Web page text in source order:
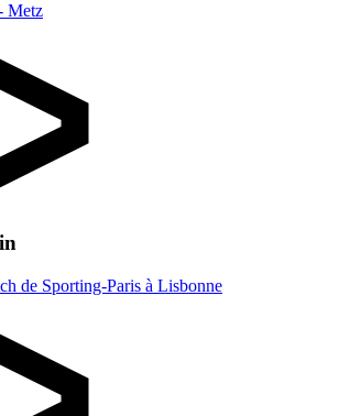
Metz
de Sporting-Paris à Lisbonne